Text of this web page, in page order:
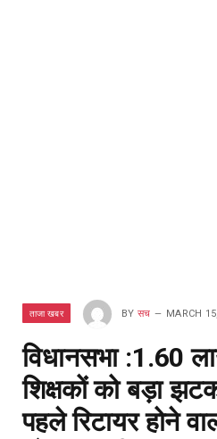
ताजा खबर BY सच MARCH
विधानसभा :1.60
शिक्षकों को बड़ा
पहले रिटायर होने